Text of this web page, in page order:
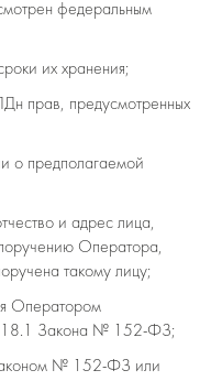
федеральным
их хранения;
прав, предусмотренных
о предполагаемой
и адрес лица,
Оператора,
такому лицу;
Оператором
18.1 Закона № 152-ФЗ;
№ 152-ФЗ или